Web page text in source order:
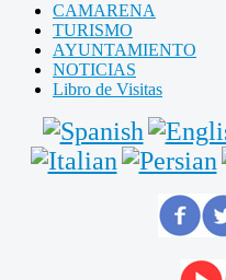
CAMARENA
TURISMO
AYUNTAMIENTO
NOTICIAS
Libro de Visitas